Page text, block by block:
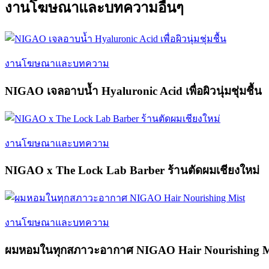
งานโฆษณาและบทความอื่นๆ
งานโฆษณาและบทความ
NIGAO เจลอาบน้ำ Hyaluronic Acid เพื่อผิวนุ่มชุ่มชื้น
งานโฆษณาและบทความ
NIGAO x The Lock Lab Barber ร้านตัดผมเชียงใหม่
งานโฆษณาและบทความ
ผมหอมในทุกสภาวะอากาศ NIGAO Hair Nourishing